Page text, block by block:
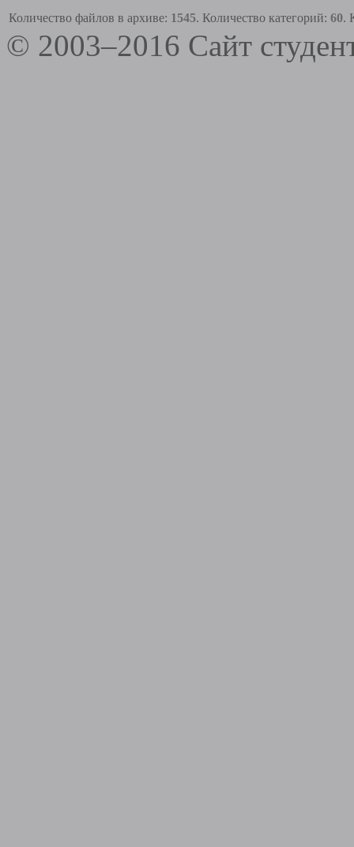
Количество файлов в архиве: 1545. Количество категорий: 60.
© 2003–2016 Сайт